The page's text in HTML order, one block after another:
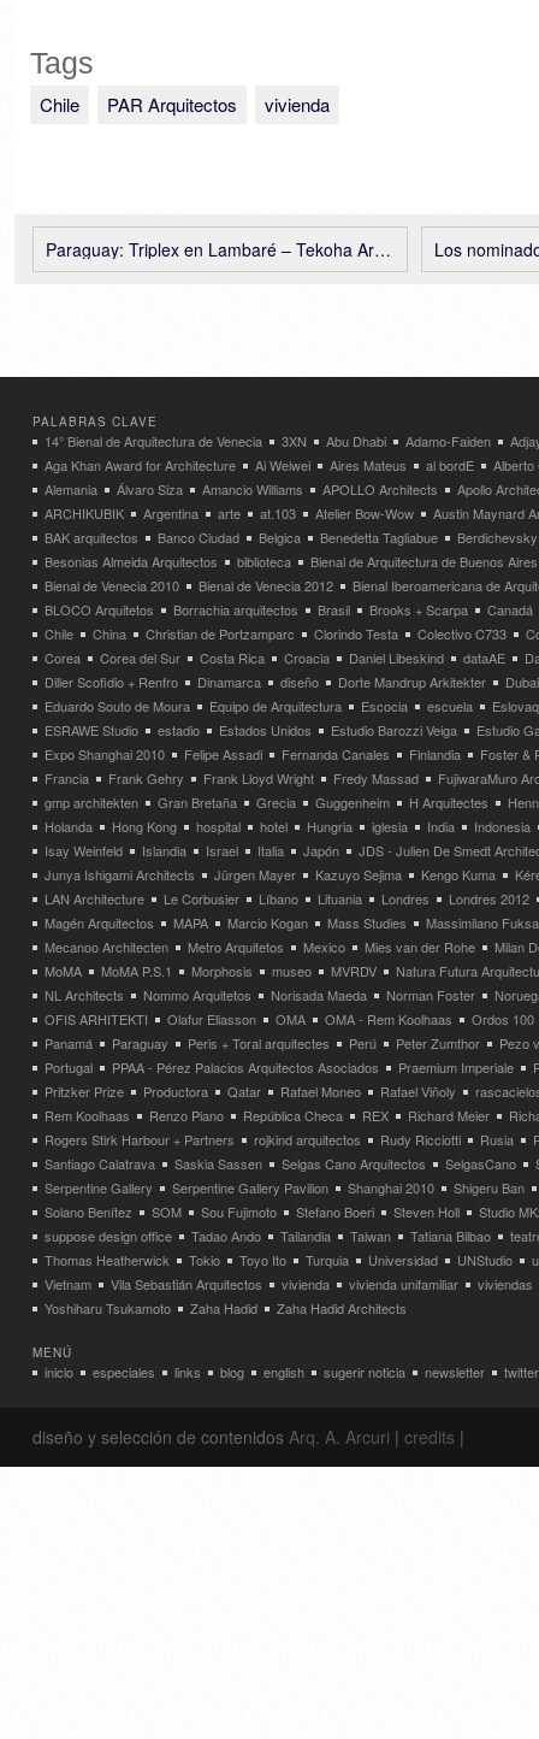
Tags
Chile PAR Arquitectos vivienda
Los nominados
Paraguay: Triplex en Lambaré – Tekoha Arquitectos
PALABRAS CLAVE
14° Bienal de Arquitectura de Venecia 3XN Abu Dhabi Adamo-Faiden
Aga Khan Award for Architecture
Ai Weiwei Aires Mateus al bordE
Alberto
Alemania
Álvaro Siza Amancio Williams APOLLO Architects
Apollo
ARCHIKUBIK
Argentina arte at.103 Atelier Bow-Wow
Austin Maynard
BAK arquitectos
Banco Ciudad Belgica Benedetta Tagliabue
Besonias Almeida Arquitectos
biblioteca
Bienal de Arquitectura de Buenos Aires
Bienal de Venecia 2010
Bienal de Venecia 2012
Bienal Iberoamericana de
BLOCO Arquitetos
Borrachia arquitectos Brasil Brooks + Scarpa
Canadá
Chile
China Christian de Portzamparc Clorindo Testa Colectivo C733
Corea
Corea del Sur Costa Rica Croacia Daniel Libeskind dataAE
Diller Scofidio + Renfro
Dinamarca diseño Dorte Mandrup Arkitekter
Dubai
Eduardo Souto de Moura
Equipo de Arquitectura Escocia escuela
ESRAWE Studio
estadio Estados Unidos Estudio Barozzi Veiga
Estudio
Expo Shanghai 2010
Felipe Assadi Fernanda Canales Finlandia
Foster &
Francia
Frank Gehry Frank Lloyd Wright Fredy Massad
FujiwaraMuro
gmp architekten
Gran Bretaña Grecia Guggenheim H Arquitectes
Holanda
Hong Kong hospital hotel Hungria iglesia India
Indonesia
Isay Weinfeld
Islandia Israel Italia Japón
JDS - Julien De Smedt
Junya Ishigami Architects
Jürgen Mayer Kazuyo Sejima Kengo Kuma
LAN Architecture
Le Corbusier Líbano Lituania Londres
Londres 2012
Magén Arquitectos
MAPA Marcio Kogan Mass Studies
Massimilano
Mecanoo Architecten
Metro Arquitetos Mexico Mies van der Rohe
Milan
MoMA
MoMA P.S.1 Morphosis museo MVRDV
Natura Futura
NL Architects
Nommo Arquitetos Norisada Maeda Norman Foster
OFIS ARHITEKTI
Olafur Eliasson OMA OMA - Rem Koolhaas
Ordos 100
Panamá
Paraguay Peris + Toral arquitectes Perú Peter Zumthor
Pezo
Portugal
PPAA - Pérez Palacios Arquitectos Asociados Praemium Imperiale
Pritzker Prize
Productora Qatar Rafael Moneo Rafael Viñoly
Rem Koolhaas
Renzo Piano República Checa REX Richard Meier
Rogers Stirk Harbour + Partners
rojkind arquitectos Rudy Ricciotti Rusia
Santiago Calatrava
Saskia Sassen Selgas Cano Arquitectos SelgasCano
Serpentine Gallery
Serpentine Gallery Pavilion Shanghai 2010
Shigeru Ban
Solano Benítez
SOM Sou Fujimoto Stefano Boeri Steven Holl
Studio
suppose design office
Tadao Ando Tailandia Taiwan Tatiana Bilbao
Thomas Heatherwick
Tokio Toyo Ito Turquia Universidad UNStudio
Vietnam
Vila Sebastián Arquitectos vivienda vivienda unifamiliar
viviendas
Yoshiharu Tsukamoto
Zaha Hadid Zaha Hadid Architects
MENÚ
inicio especiales links blog english sugerir noticia newsletter twitter
diseño y selección de contenidos Arq. A. Arcuri | credits |